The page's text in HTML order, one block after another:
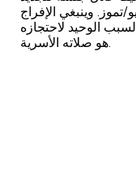
عُقدت عبر الإنترنت يوم 17 يوليو/تموز. وينبغي الإفراج
الوحيد لاحتجازه
هو صلاته الأسرية.